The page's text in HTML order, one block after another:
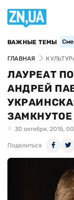
ВАЖНЫЕ ТЕМЫ
ГЛАВНАЯ
ЛАУРЕАТ
АНДРЕЙ
ЗАМКНУТОЕ
30 октября, 2015,
Поделиться